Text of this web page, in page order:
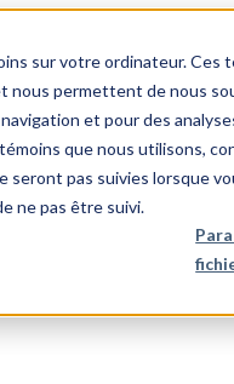
sur votre ordinateur.
nous permettent de nous
et pour des
que nous utilisons,
seront pas suivies lorsque
ne pas être suivi.